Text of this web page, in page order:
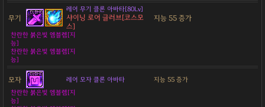
무기
레어 무기 클론 아바타[80Lv]
샤이닝 로어 글러브[코스모
스]
지능 55 증가
찬란한 붉은빛 엠블렘[지
능]
찬란한 붉은빛 엠블렘[지
능]
모자 레어 모자 클론 아바타
지능 55 증가
찬란한 붉은빛 엠블렘[지
능]